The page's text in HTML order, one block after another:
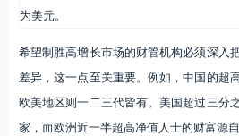
为美元。
希望制胜高增长市场的财管机构必须深入
差异，这一点至关重要。例如，中国的超
欧美地区则一二三代皆有。美国超过三分
家，而欧洲近一半超高净值人士的财富源自